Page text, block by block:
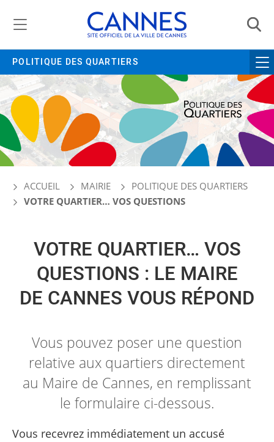
POLITIQUE DES QUARTIERS
ACCUEIL MAIRIE
POLITIQUE DES QUARTIERS
VOTRE QUARTIER… VOS QUESTIONS
VOTRE QUARTIER… VOS
QUESTIONS : LE MAIRE
DE CANNES VOUS RÉPOND
Vous pouvez poser une question
relative aux quartiers directement
au Maire de Cannes, en remplissant
le formulaire ci-dessous.
Vous recevrez immédiatement un accusé